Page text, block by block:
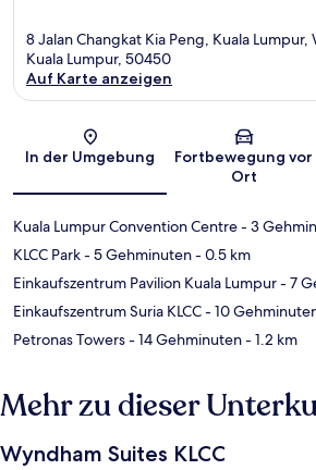
8 Jalan Changkat Kia Peng, Kuala Lumpur,
Kuala Lumpur, 50450
Auf Karte anzeigen
In der Umgebung
Fortbewegung vor
Ort
Kuala Lumpur Convention Centre- 3
KLCC Park- 5 Gehminuten- 0.5 km
Einkaufszentrum Pavilion Kuala Lumpur- 7
Einkaufszentrum Suria KLCC- 10
Petronas Towers- 14 Gehminuten- 1.2 km
Mehr zu dieser
Wyndham Suites KLCC